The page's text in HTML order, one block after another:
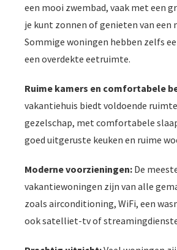
een mooi zwembad, vaak met een
je kunt zonnen of genieten van een
Sommige woningen hebben zelfs
een overdekte eetruimte.
Ruime kamers en comfortabele
vakantiehuis biedt voldoende
gezelschap, met comfortabele
goed uitgeruste keuken en ruime
Moderne voorzieningen: De
vakantiewoningen zijn van alle
zoals airconditioning, WiFi, een
ook satelliet-tv of